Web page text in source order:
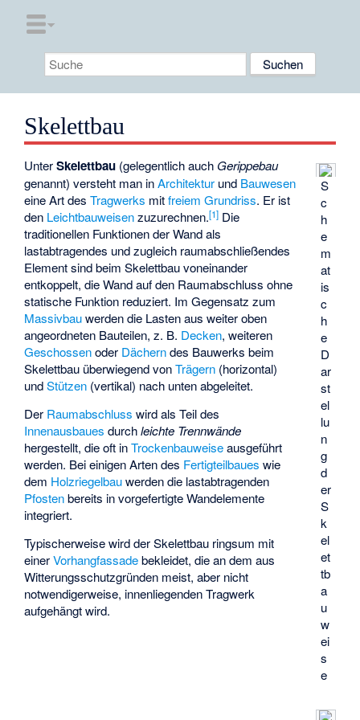
Skelettbau
S
c
h
e
m
at
is
c
h
e
D
ar
st
el
lu
n
g
d
er
S
k
el
et
tb
a
u
w
ei
s
e
UnterSkelettbau (gelegentlich auch Gerippebau
genannt) versteht man inArchitektur und Bauwesen
eine Art desTragwerks mitfreiem Grundriss. Er ist
den Leichtbauweisenzuzurechnen.[1] Die
traditionellen Funktionen der Wand als
lastabtragendes und zugleich raumabschließendes
Element sind beim Skelettbau voneinander
entkoppelt, die Wand auf den Raumabschluss ohne
statische Funktion reduziert. Im Gegensatz zum
Massivbauwerden die Lasten aus weiter oben
angeordneten Bauteilen, z. B. Decken, weiteren
Geschossenoder Dächerndes Bauwerks beim
Skelettbau überwiegend vonTrägern (horizontal)
undStützen (vertikal) nach unten abgeleitet.
Der Raumabschluss wird als Teil des
Innenausbaues durchleichte Trennwände
hergestellt, die oft inTrockenbauweiseausgeführt
werden. Bei einigen Arten des Fertigteilbaues wie
dem Holzriegelbauwerden die lastabtragenden
Pfostenbereits in vorgefertigte Wandelemente
integriert.
Typischerweise wird der Skelettbau ringsum mit
einerVorhangfassadebekleidet, die an dem aus
Witterungsschutzgründen meist, aber nicht
notwendigerweise, innenliegenden Tragwerk
aufgehängt wird.